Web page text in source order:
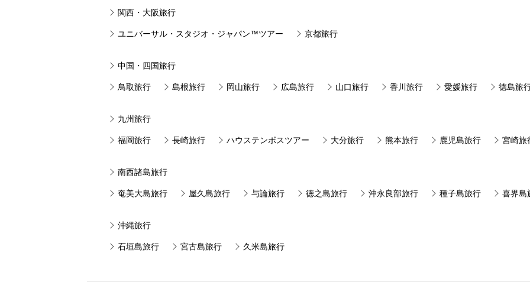
関西・大阪旅行
ユニバーサル・スタジオ・ジャパン™ツアー 京都旅行
中国・四国旅行
鳥取旅行 島根旅行 岡山旅行 広島旅行 山口旅行 香川旅行 愛媛旅行 徳島旅
九州旅行
福岡旅行 長崎旅行 ハウステンボスツアー 大分旅行 熊本旅行 鹿児島旅行 宮崎旅
南西諸島旅行
奄美大島旅行 屋久島旅行 与論旅行 徳之島旅行 沖永良部旅行 種子島旅行 喜界島
沖縄旅行
石垣島旅行 宮古島旅行 久米島旅行